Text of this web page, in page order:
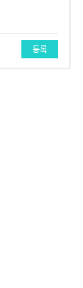
등록